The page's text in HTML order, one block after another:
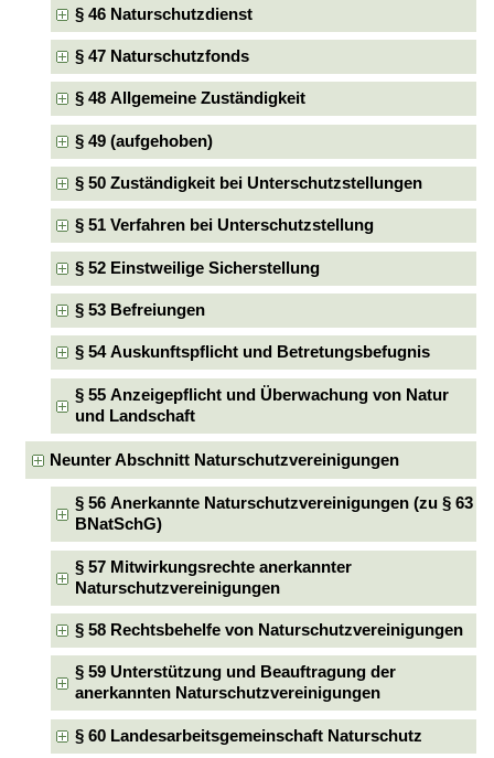
§ 46 Naturschutzdienst
§ 47 Naturschutzfonds
§ 48 Allgemeine Zuständigkeit
§ 49 (aufgehoben)
§ 50 Zuständigkeit bei Unterschutzstellungen
§ 51 Verfahren bei Unterschutzstellung
§ 52 Einstweilige Sicherstellung
§ 53 Befreiungen
§ 54 Auskunftspflicht und Betretungsbefugnis
§ 55 Anzeigepflicht und Überwachung von Natur
und Landschaft
Neunter Abschnitt Naturschutzvereinigungen
§ 56 Anerkannte Naturschutzvereinigungen (zu § 63
BNatSchG)
§ 57 Mitwirkungsrechte anerkannter
Naturschutzvereinigungen
§ 58 Rechtsbehelfe von Naturschutzvereinigungen
§ 59 Unterstützung und Beauftragung der
anerkannten Naturschutzvereinigungen
§ 60 Landesarbeitsgemeinschaft Naturschutz